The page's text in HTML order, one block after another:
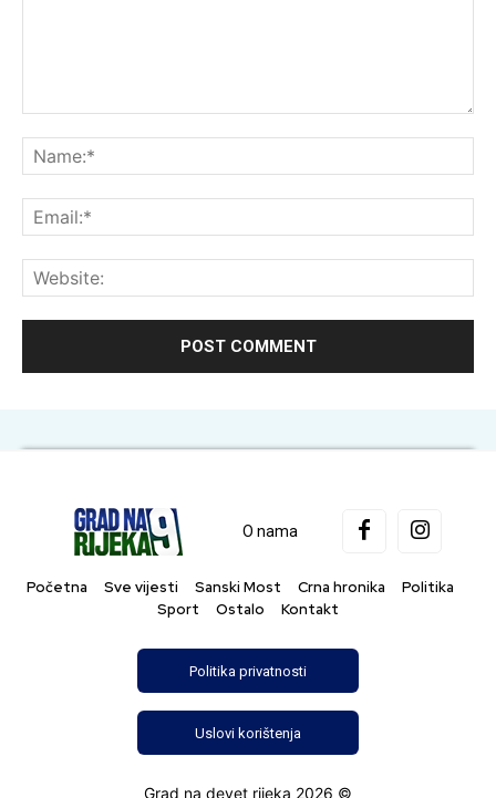
O nama
Početna Sve vijesti Sanski Most Crna hronika
Politika
Sport
Ostalo Kontakt
Politika privatnosti
Uslovi korištenja
Grad na devet rijeka 2026 ©